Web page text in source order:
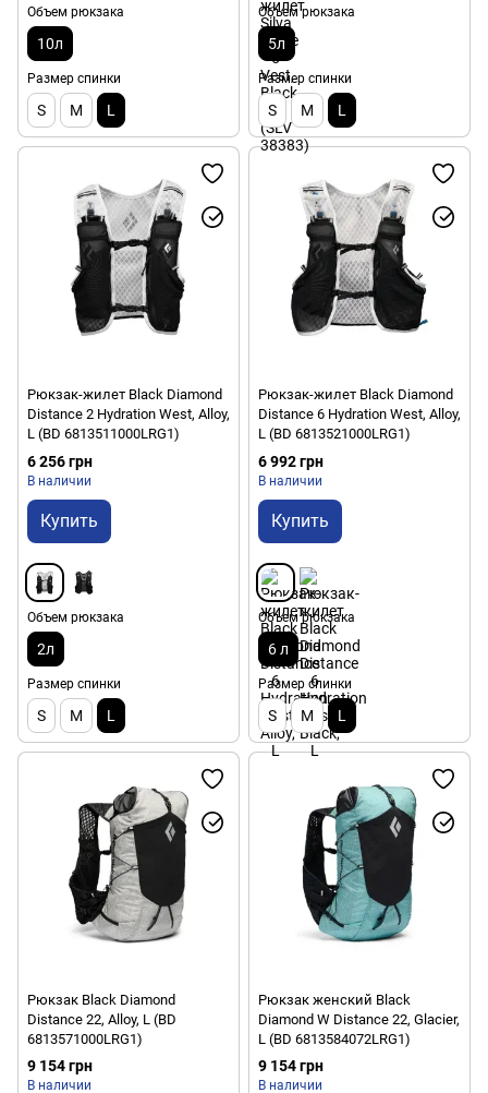
Объем рюкзака
10л
Размер спинки
S M L
Объем рюкзака
5л
Размер спинки
S M L
Рюкзак-жилет Black Diamond
Distance 2 Hydration West, Alloy,
L (BD 6813511000LRG1)
6 256 грн
В наличии
Купить
Объем рюкзака
2л
Размер спинки
S M L
Рюкзак-жилет Black Diamond
Distance 6 Hydration West, Alloy,
L (BD 6813521000LRG1)
6 992 грн
В наличии
Купить
Объем рюкзака
6 л
Размер спинки
S M L
Рюкзак Black Diamond
Distance 22, Alloy, L (BD
6813571000LRG1)
9 154 грн
В наличии
Рюкзак женский Black
Diamond W Distance 22, Glacier,
L (BD 6813584072LRG1)
9 154 грн
В наличии